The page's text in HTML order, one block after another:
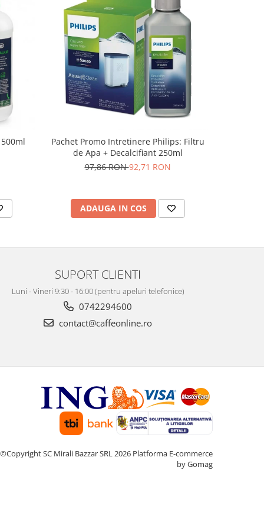
Pachet Promo Intretinere Philips: Filtru
de Apa + Decalcifiant 250ml
97,86 RON92,71 RON
ADAUGA IN COS
SUPORT CLIENTI
Luni - Vineri 9:30 - 16:00 (pentru apeluri telefonice)
0742294600
contact@caffeonline.ro
©Copyright SC Mirali Bazzar SRL 2026 Platforma E-commerce
by Gomag